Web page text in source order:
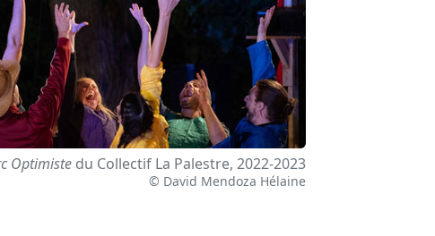
Optimistedu Collectif La Palestre, 2022-2023
© David Mendoza Hélaine